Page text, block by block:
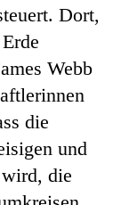
Dort,
Webb
die
und
die